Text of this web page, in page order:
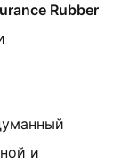
Rubber
и